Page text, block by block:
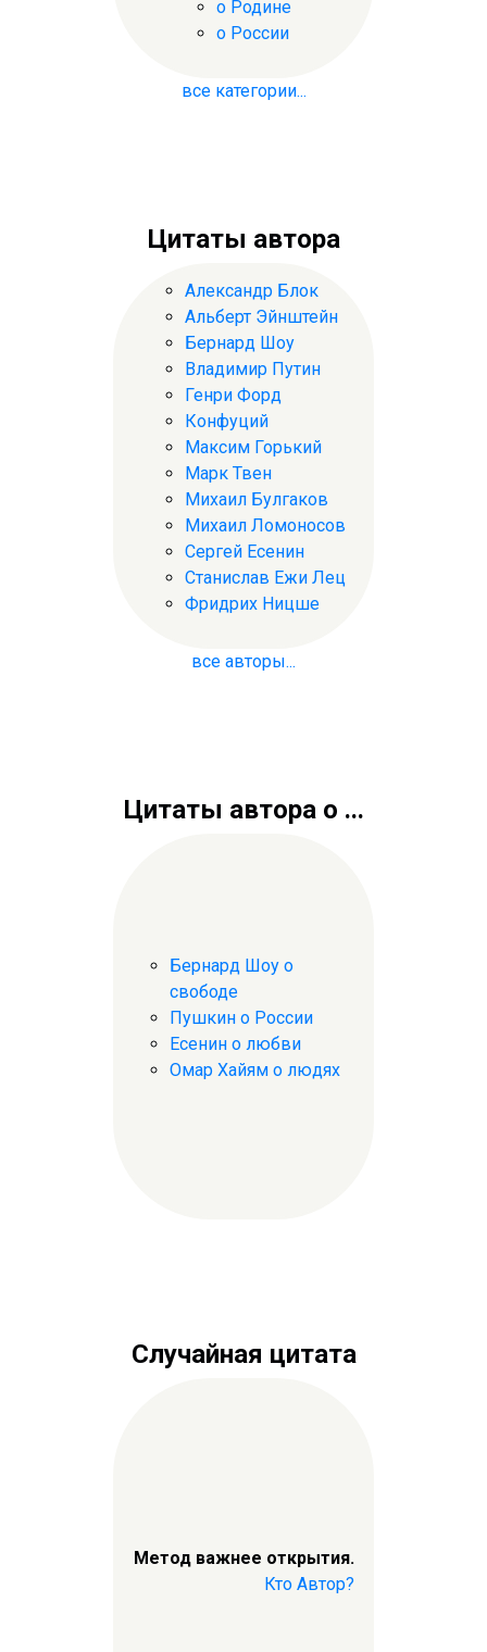
о Родине
о России
все категории...
Цитаты автора
Александр Блок
Альберт Эйнштейн
Бернард Шоу
Владимир Путин
Генри Форд
Конфуций
Максим Горький
Марк Твен
Михаил Булгаков
Михаил Ломоносов
Сергей Есенин
Станислав Ежи Лец
Фридрих Ницше
все авторы...
Цитаты автора о ...
Бернард Шоу о
свободе
Пушкин о России
Есенин о любви
Омар Хайям о людях
Случайная цитата
Метод важнее открытия.
Кто Автор?